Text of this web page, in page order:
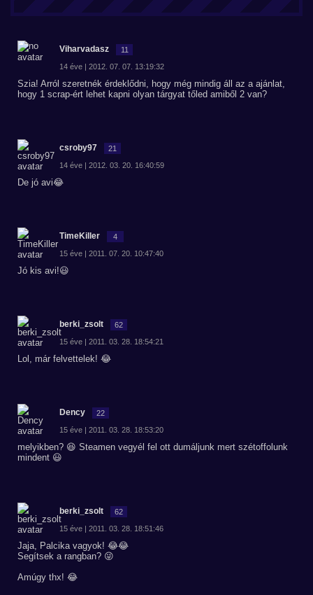
Viharvadasz 11
14 éve | 2012. 07. 07. 13:19:32
Szia! Arról szeretnék érdeklődni, hogy még mindig áll az a ajánlat,
hogy 1 scrap-ért lehet kapni olyan tárgyat tőled amiből 2 van?
csroby97 21
14 éve | 2012. 03. 20. 16:40:59
De jó avi😂
TimeKiller 4
15 éve | 2011. 07. 20. 10:47:40
Jó kis avi!😃
berki_zsolt 62
15 éve | 2011. 03. 28. 18:54:21
Lol, már felvettelek! 😂
Dency 22
15 éve | 2011. 03. 28. 18:53:20
melyikben? 😆 Steamen vegyél fel ott dumáljunk mert szétoffolunk
mindent 😃
berki_zsolt 62
15 éve | 2011. 03. 28. 18:51:46
Jaja, Palcika vagyok! 😂😂
Segítsek a rangban? 😜
Amúgy thx! 😂